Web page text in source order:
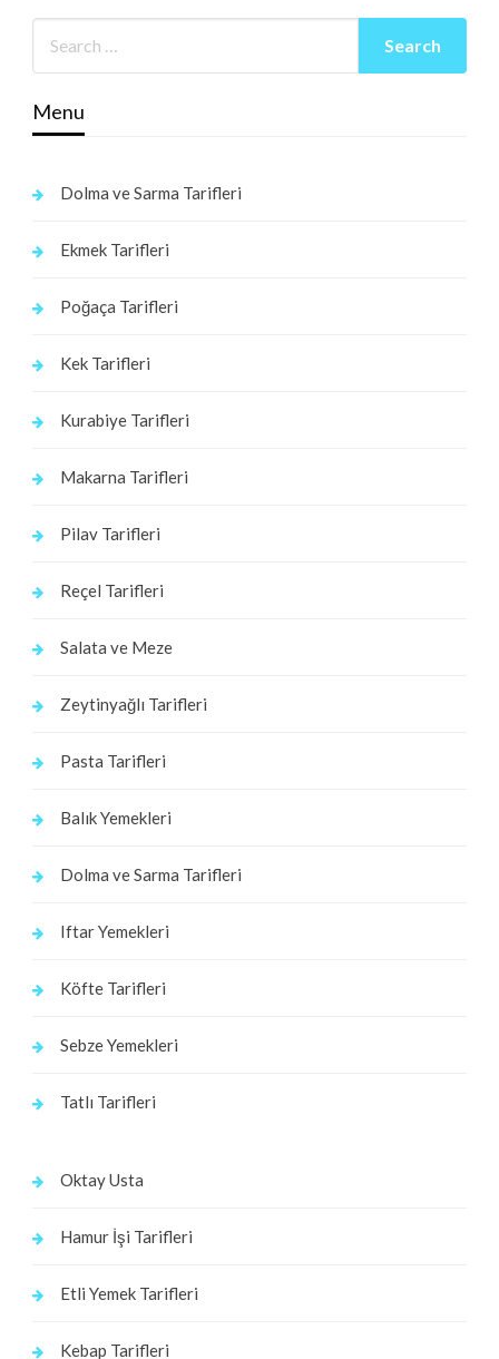
Menu
Dolma ve Sarma Tarifleri
Ekmek Tarifleri
Poğaça Tarifleri
Kek Tarifleri
Kurabiye Tarifleri
Makarna Tarifleri
Pilav Tarifleri
Reçel Tarifleri
Salata ve Meze
Zeytinyağlı Tarifleri
Pasta Tarifleri
Balık Yemekleri
Dolma ve Sarma Tarifleri
Iftar Yemekleri
Köfte Tarifleri
Sebze Yemekleri
Tatlı Tarifleri
Oktay Usta
Hamur İşi Tarifleri
Etli Yemek Tarifleri
Kebap Tarifleri